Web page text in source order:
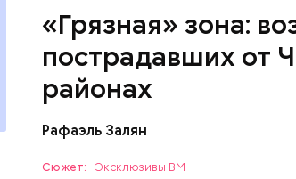
«Грязная» зона:
пострадавших от
районах
Рафаэль Залян
Сюжет: Эксклюзивы ВМ